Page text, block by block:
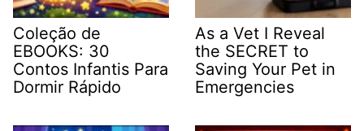
Coleção de
EBOOKS: 30
Contos Infantis Para
Dormir Rápido
As a Vet I Reveal
the SECRET to
Saving Your Pet in
Emergencies